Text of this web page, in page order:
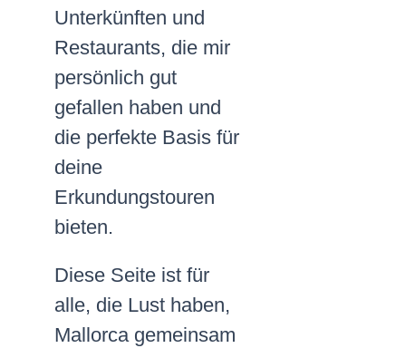
Unterkünften und
Restaurants, die mir
persönlich gut
gefallen haben und
die perfekte Basis für
deine
Erkundungstouren
bieten.
Diese Seite ist für
alle, die Lust haben,
Mallorca gemeinsam